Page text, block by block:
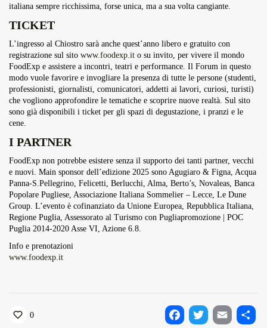
italiana sempre ricchissima, forse unica, ma a sua volta cangiante.
TICKET
L’ingresso al Chiostro sarà anche quest’anno libero e gratuito con
registrazione sul sito www.foodexp.it o su invito, per vivere il mondo
FoodExp e assistere a incontri, teatri e performance. Il Forum in questo
modo vuole favorire e invogliare la presenza di tutte le persone (studenti,
professionisti, giornalisti, comunicatori, addetti ai lavori, curiosi, turisti)
che vogliono approfondire le tematiche e scoprire nuove realtà. Sul sito
sono già disponibili i ticket per gli spazi di degustazione, i pranzi e le
cene.
I PARTNER
FoodExp non potrebbe esistere senza il supporto dei tanti partner, vecchi
e nuovi. Main sponsor dell’edizione 2025 sono Agugiaro & Figna, Acqua
Panna-S.Pellegrino, Felicetti, Berlucchi, Alma, Berto’s, Novaleas, Banca
Popolare Pugliese, Associazione Italiana Sommelier – Lecce, Le Dune
Group. L’evento è cofinanziato da Unione Europea, Repubblica Italiana,
Regione Puglia, Assessorato al Turismo con Pugliapromozione | POC
Puglia 2014-2020 Asse VI, Azione 6.8.
Info e prenotazioni
www.foodexp.it
0